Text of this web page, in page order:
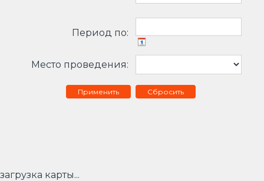
Период по:
Место проведения:
Сбросить
загрузка карты...